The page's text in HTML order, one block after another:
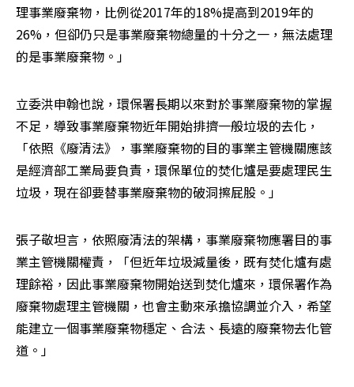
理事業廢棄物，比例從2017年的18%提高到2019年的
26%，但卻仍只是事業廢棄物總量的十分之一，無法處理
的是事業廢棄物。」
立委洪申翰也說，環保署長期以來對於事業廢棄物的掌握
不足，導致事業廢棄物近年開始排擠一般垃圾的去化，
「依照《廢清法》，事業廢棄物的目的事業主管機關應該
是經濟部工業局要負責，環保單位的焚化爐是要處理民生
垃圾，現在卻要替事業廢棄物的破洞擦屁股。」
張子敬坦言，依照廢清法的架構，事業廢棄物應署目的事
業主管機關權責，「但近年垃圾減量後，既有焚化爐有處
理餘裕，因此事業廢棄物開始送到焚化爐來，環保署作為
廢棄物處理主管機關，也會主動來承擔協調並介入，希望
能建立一個事業廢棄物穩定、合法、長遠的廢棄物去化管
道。」